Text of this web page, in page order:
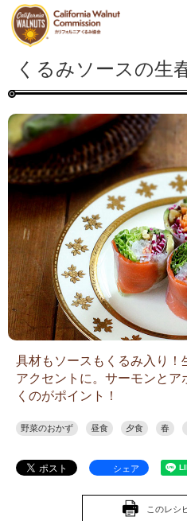
くるみソースの生
具材もソースもくるみ入り
アクセントに。サーモンと
くのがポイント！
野菜のおかず 昼食 夕食 春
シェア
このレシ